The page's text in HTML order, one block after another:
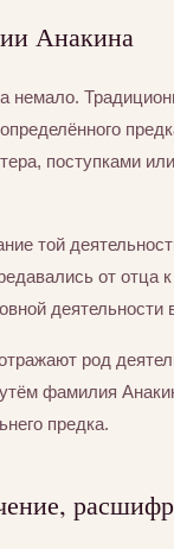
Анакина
поступками
той
от отца
деятельности
род
фамилия
предка.